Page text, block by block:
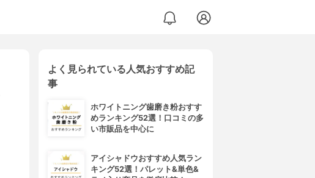
よく見られている人気おすすめ記
事
ホワイトニング歯磨き粉おすす
めランキング52選！口コミの多
い市販品を中心に
アイシャドウおすすめ人気ラン
キング52選！パレット&単色&